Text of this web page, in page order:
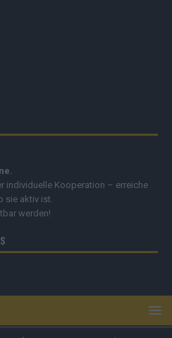
individuelle Kooperation – erreiche
sie aktiv ist.
werden!